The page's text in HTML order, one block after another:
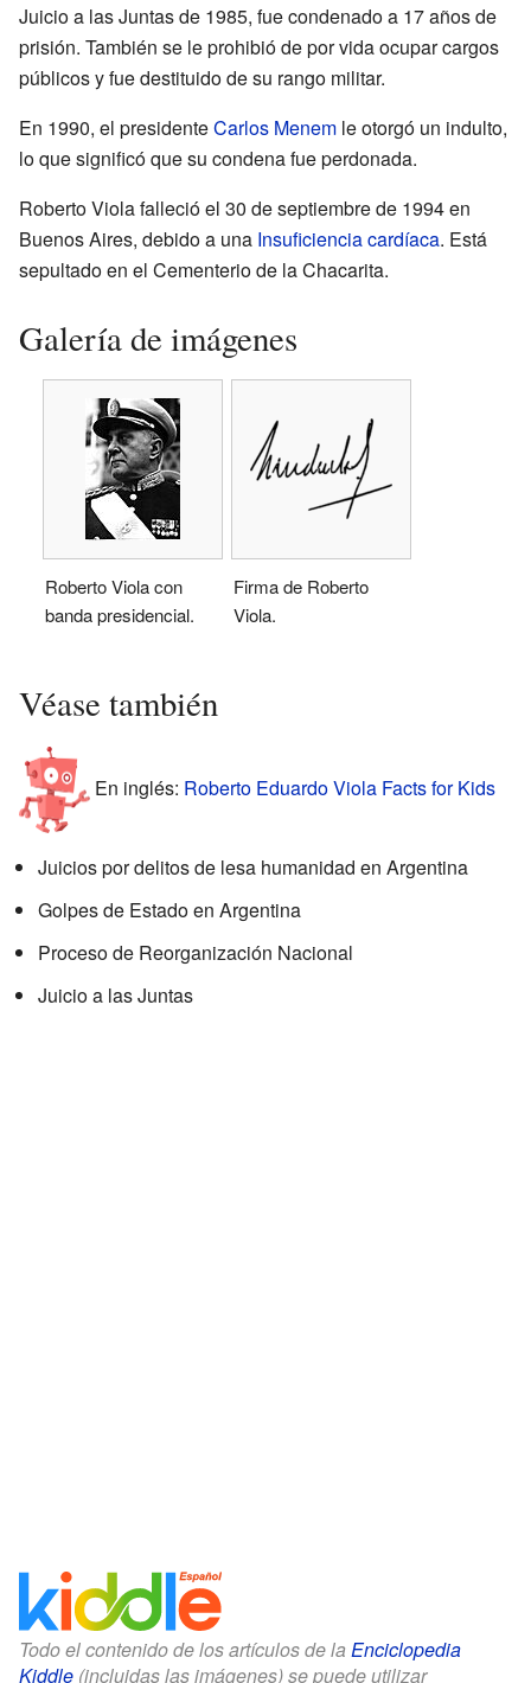
Juicio a las Juntas de 1985, fue condenado a 17 años de
prisión. También se le prohibió de por vida ocupar cargos
públicos y fue destituido de su rango militar.
En 1990, el presidenteCarlos Menem le otorgó un indulto,
lo que significó que su condena fue perdonada.
Roberto Viola falleció el 30 de septiembre de 1994 en
Buenos Aires, debido a una Insuficiencia cardíaca. Está
sepultado en el Cementerio de la Chacarita.
Galería de imágenes
Roberto Viola con
banda presidencial.
Firma de Roberto
Viola.
Véase también
En inglés: Roberto Eduardo Viola Facts for Kids
Juicios por delitos de lesa humanidad en Argentina
Golpes de Estado en Argentina
Proceso de Reorganización Nacional
Juicio a las Juntas
Todo el contenido de los artículos de la Enciclopedia
Kiddle (incluidas las imágenes) se puede utilizar